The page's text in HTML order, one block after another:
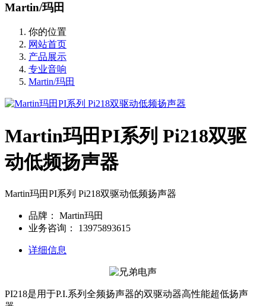
Martin/玛田
你的位置
网站首页
产品展示
专业音响
Martin/玛田
Martin玛田PI系列 Pi218双驱
动低频扬声器
Martin玛田PI系列 Pi218双驱动低频扬声器
品牌：
Martin玛田
业务咨询：
13975893615
详细信息
PI218是用于P.I.系列全频扬声器的双驱动器高性能超低扬声